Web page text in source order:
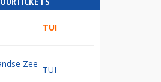
TUI
Zee
TUI